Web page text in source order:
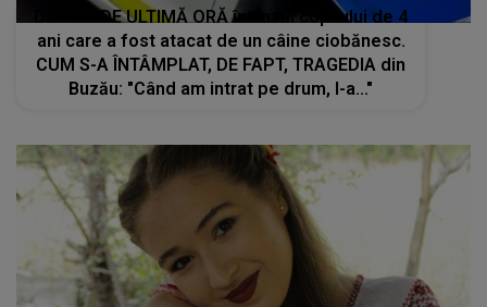
DETALII DE ULTIMĂ ORĂ în cazul copilului de 4
ani care a fost atacat de un câine ciobănesc.
CUM S-A ÎNTÂMPLAT, DE FAPT, TRAGEDIA din
Buzău: "Când am intrat pe drum, l-a..."